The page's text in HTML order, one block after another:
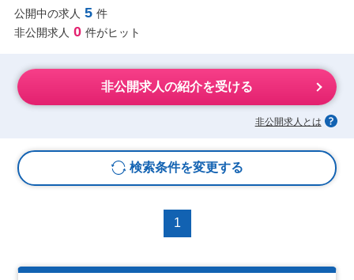
公開中の求人 5 件
非公開求人 0 件がヒット
非公開求人の紹介を受ける
非公開求人とは
検索条件を変更する
1